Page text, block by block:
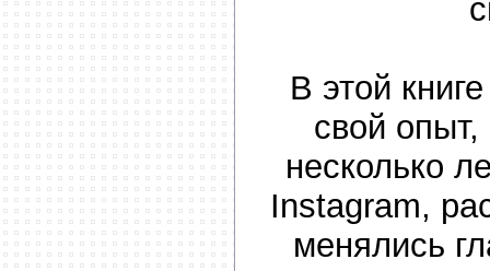
В этой
свой
несколько
Instagram,
менялись